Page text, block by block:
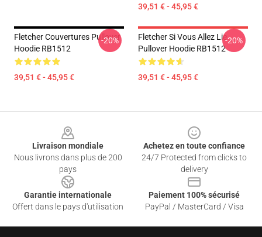
39,51 € - 45,95 €
Fletcher Couvertures Pullover
Hoodie RB1512
39,51 € - 45,95 €
-20%
Fletcher Si Vous Allez Lie
Pullover Hoodie RB1512
39,51 € - 45,95 €
-20%
Livraison mondiale
Nous livrons dans plus de 200
pays
Achetez en toute confiance
24/7 Protected from clicks to
delivery
Garantie internationale
Offert dans le pays d'utilisation
Paiement 100% sécurisé
PayPal / MasterCard / Visa